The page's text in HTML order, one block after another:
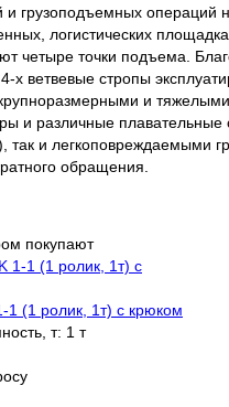
и грузоподъемных операций
логистических
четыре точки подъема.
х ветвевые стропы
и
и различные плавательные
так и легкоповреждаемыми
обращения.
покупают
1 (1 ролик, 1т) с крюком
т: 1 т